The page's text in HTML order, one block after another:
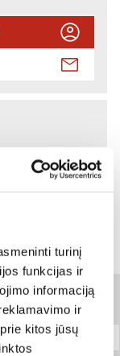
turinį
funkcijas ir
informaciją
ir
kitos jūsų